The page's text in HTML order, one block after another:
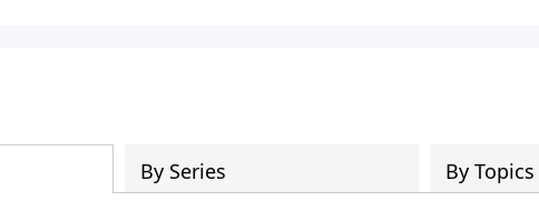
By Series By Topics